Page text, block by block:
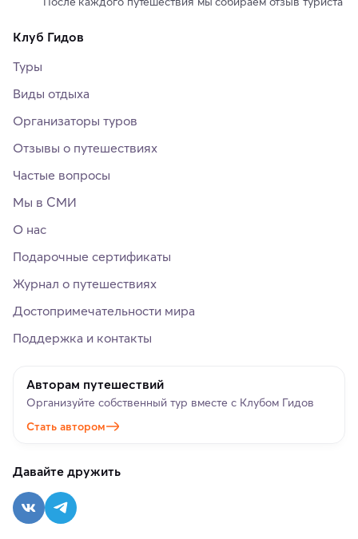
Клуб Гидов
Туры
Виды отдыха
Организаторы туров
Отзывы о путешествиях
Частые вопросы
Мы в СМИ
О нас
Подарочные сертификаты
Журнал о путешествиях
Достопримечательности мира
Поддержка и контакты
Авторам путешествий
Организуйте собственный тур вместе с Клубом Гидов
Стать автором
Давайте дружить